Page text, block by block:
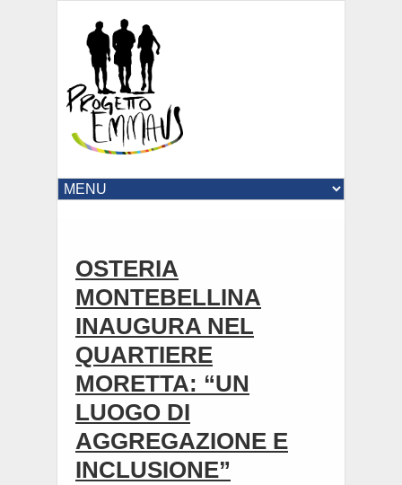
OSTERIA
MONTEBELLINA
INAUGURA NEL
QUARTIERE
MORETTA: “UN
LUOGO DI
AGGREGAZIONE E
INCLUSIONE”